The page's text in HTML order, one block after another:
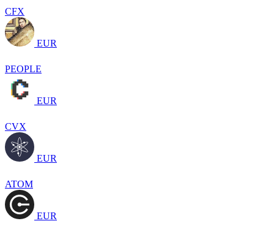
CFX
EUR
PEOPLE
EUR
CVX
EUR
ATOM
EUR